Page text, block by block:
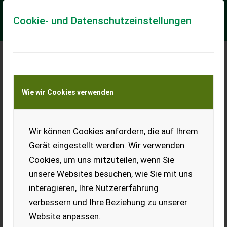
Cookie- und Datenschutzeinstellungen
Wie wir Cookies verwenden
Wir können Cookies anfordern, die auf Ihrem
Gerät eingestellt werden. Wir verwenden
Cookies, um uns mitzuteilen, wenn Sie
unsere Websites besuchen, wie Sie mit uns
interagieren, Ihre Nutzererfahrung
verbessern und Ihre Beziehung zu unserer
Website anpassen.
ist eine einmalige
Gelegenheit für die
professionelle Baumpflege,
Forstarbeiten, Leichtgewicht
Forstkran für effizientes Arbeiten, in Österreich gebaut,
hochwertige Qualität, ca. 750 Bstd. (können sich noch ändern,
oder größere Gartenarbeiten geeignet. Verkaufe ihn nur
wegen Umstieg auf einen Trommelhacker. Die Maschine ist
voll funktionsfähig und einsatzbereit. Bei Fragen melden.